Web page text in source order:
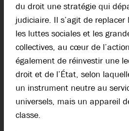
du droit une stratégie qui
judiciaire. Il s’agit de
les luttes sociales et les
collectives, au cœur de
également de réinvestir une
droit et de l’État, selon
un instrument neutre au
universels, mais un appareil
classe.